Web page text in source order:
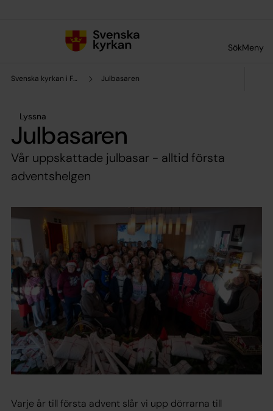
SökMeny
Svenska kyrkan i Frankfurt Julbasaren
Lyssna
Julbasaren
Vår uppskattade julbasar - alltid första
adventshelgen
Varje år till första advent slår vi upp dörrarna till